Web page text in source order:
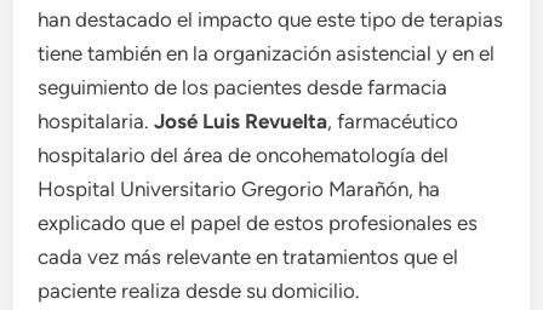
han destacado el impacto que este tipo de terapias
tiene también en la organización asistencial y en el
seguimiento de los pacientes desde farmacia
hospitalaria.José Luis Revuelta, farmacéutico
hospitalario del área de oncohematología del
Hospital Universitario Gregorio Marañón, ha
explicado que el papel de estos profesionales es
cada vez más relevante en tratamientos que el
paciente realiza desde su domicilio.